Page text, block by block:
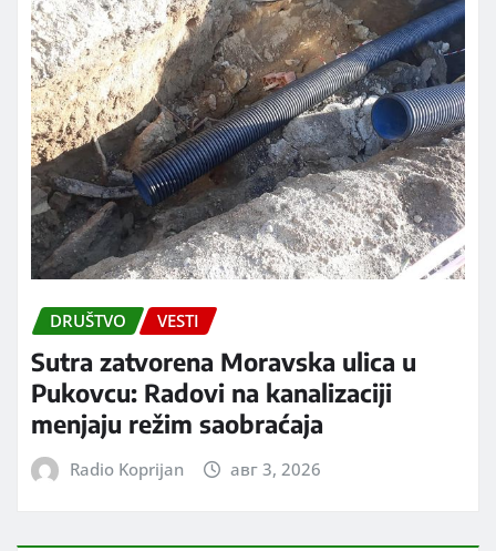
DRUŠTVO VESTI
Sutra zatvorena Moravska ulica u
Pukovcu: Radovi na kanalizaciji
menjaju režim saobraćaja
Radio Koprijan авг 3, 2026